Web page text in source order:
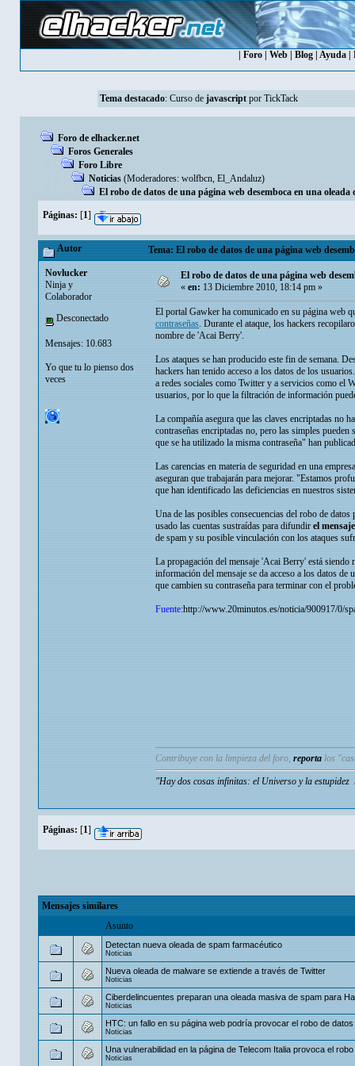
Foro Web Blog Ayuda
Tema destacado: Curso de javascriptpor TickTack
Foro de elhacker.net
Foros Generales
Foro Libre
Noticias (Moderadores: wolfbcn, El_Andaluz)
El robo de datos de una página web desemboca en una
Páginas: [1]
Autor Tema: El robo de datos de una página web
Novlucker
Ninja y
Colaborador
Desconectado
Mensajes: 10.683
Yo que tu lo pienso dos
veces
El robo de datos de una página web
«en:13 Diciembre 2010, 18:14 pm »
El portal Gawker ha comunicado en su página web
contraseñas. Durante el ataque, los hackers
nombre de 'Acai Berry'.
Los ataques se han producido este fin de semana.
hackers han tenido acceso a los datos de los
a redes sociales como Twitter y a servicios como el
usuarios, por lo que la filtración de información
La compañía asegura que las claves encriptadas no
contraseñas encriptadas no, pero las simples
que se ha utilizado la misma contraseña" han
Las carencias en materia de seguridad en una
aseguran que trabajarán para mejorar. "Estamos
que han identificado las deficiencias en nuestros
Una de las posibles consecuencias del robo de
usado las cuentas sustraídas para difundirel
de spam y su posible vinculación con los ataques
La propagación del mensaje 'Acai Berry' está
información del mensaje se da acceso a los datos de
que cambien su contraseña para terminar con el
Fuente:http://www.20minutos.es/noticia/900917/0/
Contribuye con la limpieza del foro,reportalos
"Hay dos cosas infinitas: el Universo y la
Páginas: [1]
Mensajes similares
Asunto
Detectan nueva oleada de spam farmacéutico
Noticias
Nueva oleada de malware se extiende a través de Twitter
Noticias
Ciberdelincuentes preparan una oleada masiva de spam para
Noticias
HTC: un fallo en su página web podría provocar el robo de datos
Noticias
Una vulnerabilidad en la página de Telecom Italia provoca el
Noticias